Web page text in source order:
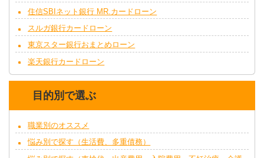
住信SBIネット銀行 MR.カードローン
スルガ銀行カードローン
東京スター銀行おまとめローン
楽天銀行カードローン
目的別で選ぶ
職業別のオススメ
悩み別で探す（生活費、多重債務）